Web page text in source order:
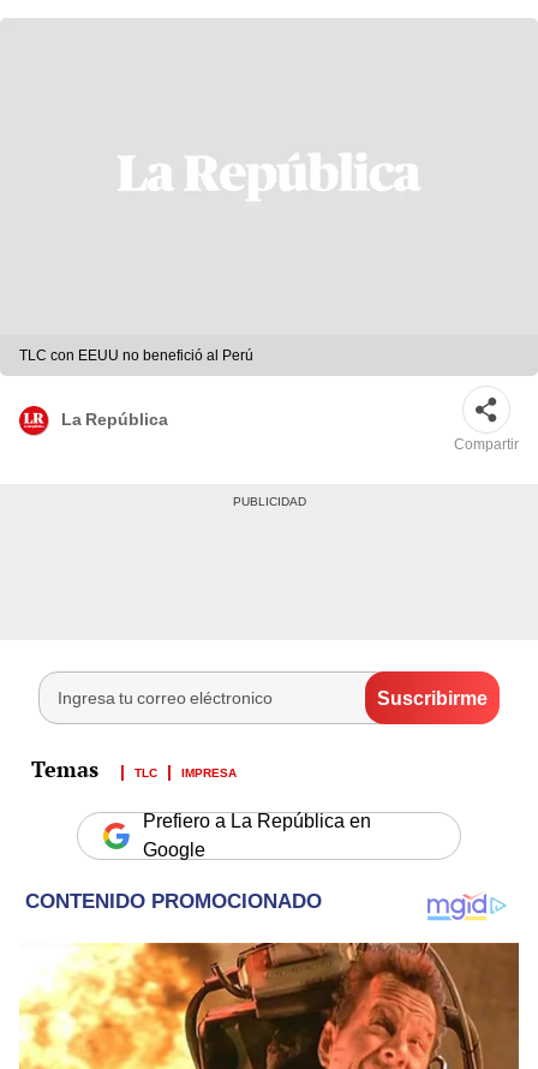
TLC con EEUU no benefició al Perú
La República
Compartir
TLC IMPRESA
Prefiero a La República en
Google